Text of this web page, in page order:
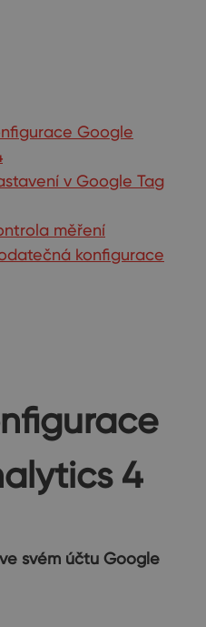
Google
v Google Tag
měření
konfigurace
4
svém účtu Google